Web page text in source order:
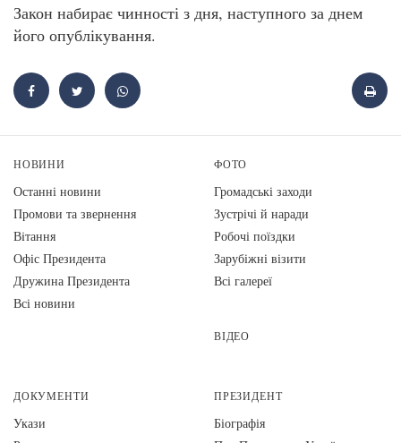
Закон набирає чинності з дня, наступного за днем
його опублікування.
НОВИНИ
Останні новини
Промови та звернення
Вiтання
Офіс Президента
Дружина Президента
Всі новини
ФОТО
Громадські заходи
Зустрічі й наради
Робочі поїздки
Зарубіжні візити
Всі галереї
ВІДЕО
ДОКУМЕНТИ
Укази
ПРЕЗИДЕНТ
Біографія